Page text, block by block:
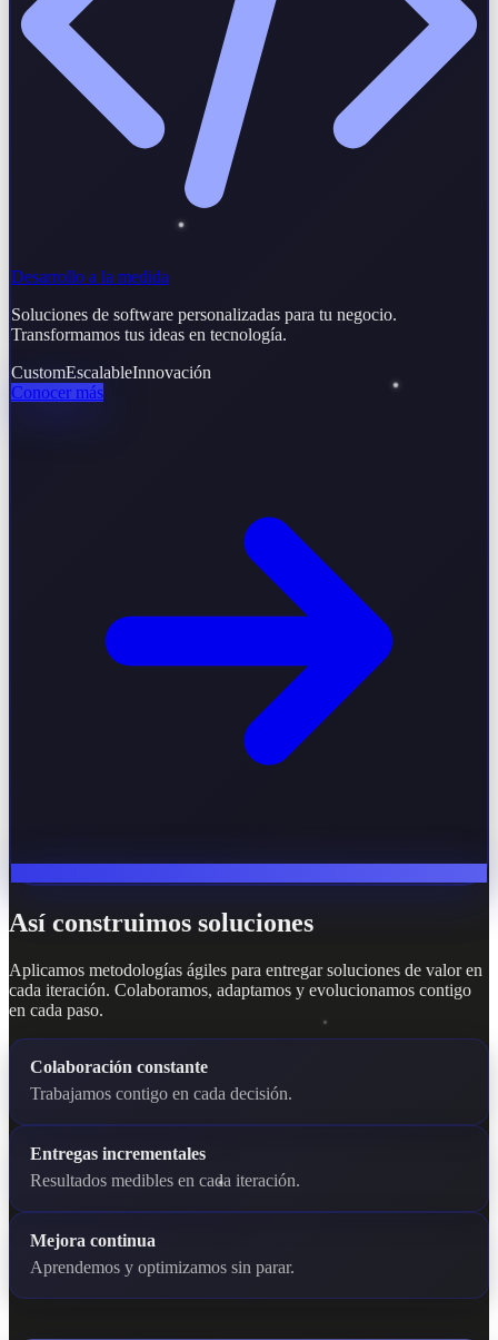
Desarrollo a la medida
Soluciones de software personalizadas para tu negocio.
Transformamos tus ideas en tecnología.
CustomEscalableInnovación
Conocer más
Así construimos soluciones
Aplicamos metodologías ágiles para entregar soluciones de valor en
cada iteración. Colaboramos, adaptamos y evolucionamos contigo
en cada paso.
Colaboración constante
Trabajamos contigo en cada decisión.
Entregas incrementales
Resultados medibles en cada iteración.
Mejora continua
Aprendemos y optimizamos sin parar.